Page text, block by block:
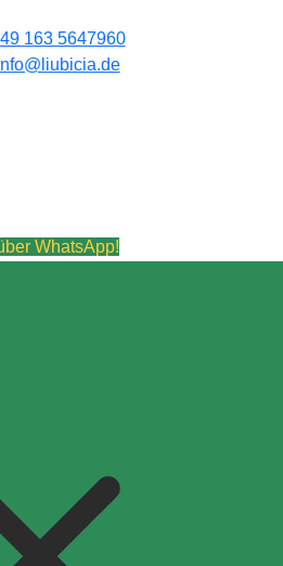
163 5647960
WhatsApp!